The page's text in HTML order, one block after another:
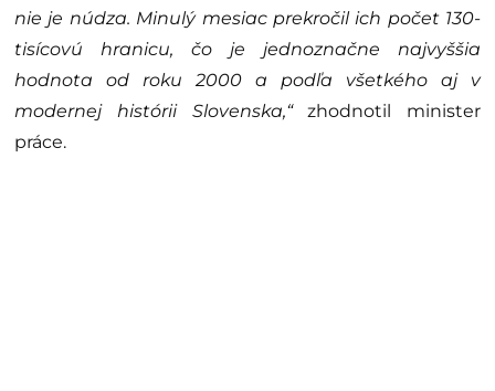
nie je núdza. Minulý mesiac prekročil ich počet 130-
tisícovú hranicu, čo je jednoznačne najvyššia
hodnota od roku 2000 a podľa všetkého aj v
modernej histórii Slovenska,“zhodnotil minister
práce.